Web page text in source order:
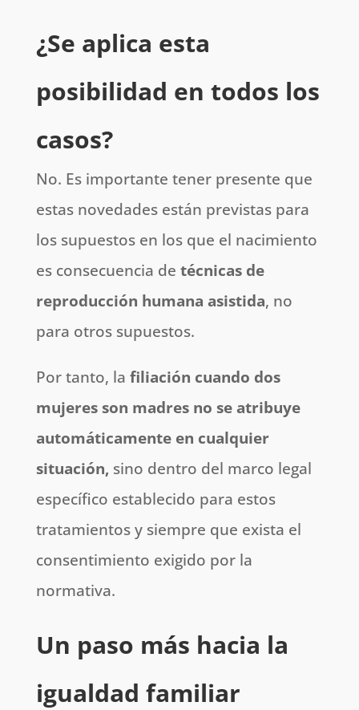
¿Se aplica esta
posibilidad en todos los
casos?
No. Es importante tener presente que
estas novedades están previstas para
los supuestos en los que el nacimiento
es consecuencia de técnicas de
reproducción humana asistida, no
para otros supuestos.
Por tanto, la filiación cuando dos
mujeres son madres no se atribuye
automáticamente en cualquier
situación,sino dentro del marco legal
específico establecido para estos
tratamientos y siempre que exista el
consentimiento exigido por la
normativa.
Un paso más hacia la
igualdad familiar